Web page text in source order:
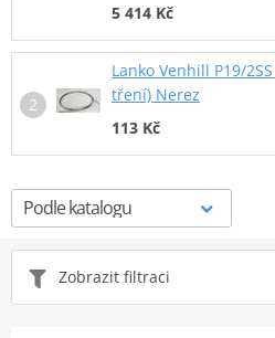
5 414 Kč
Lanko Venhill P19/
tření) Nerez
113 Kč
Zobrazit filtraci